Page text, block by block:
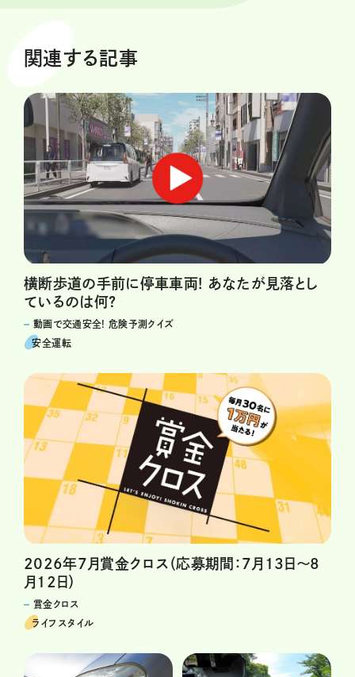
関連する記事
横断歩道の手前に停車車両! あなたが見落とし
ているのは何?
動画で交通安全! 危険予測クイズ
安全運転
2026年7月賞金クロス（応募期間：7月13日～8
月12日）
賞金クロス
ライフスタイル